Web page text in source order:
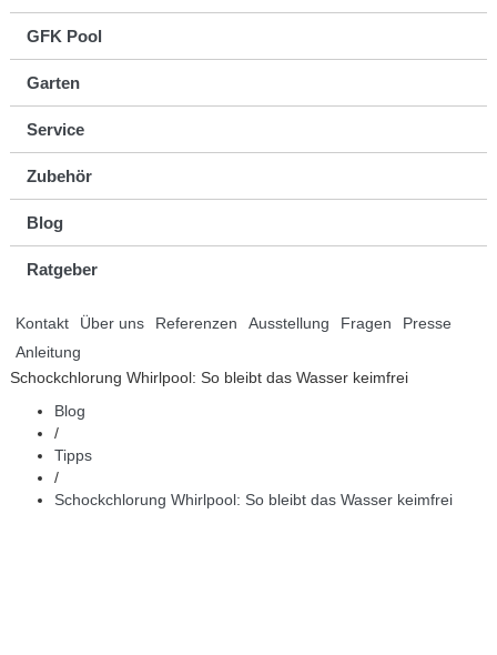
GFK Pool
Garten
Service
Zubehör
Blog
Ratgeber
Kontakt Über uns Referenzen Ausstellung Fragen
Presse
Anleitung
Schockchlorung Whirlpool: So bleibt das Wasser keimfrei
Blog
/
Tipps
/
Schockchlorung Whirlpool: So bleibt das Wasser keimfrei